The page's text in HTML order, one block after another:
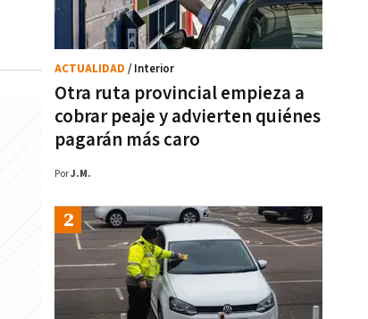
Otra ruta provincial empieza a
cobrar peaje y advierten quiénes
pagarán más caro
ACTUALIDAD / Interior
PorJ.M.